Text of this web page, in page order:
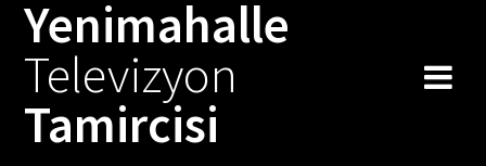
Skip
to
Yenimahalle
Televizyon
Tamircisi